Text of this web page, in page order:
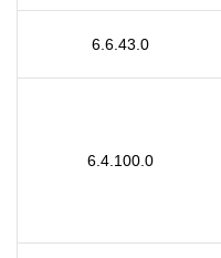
6.6.43.0
6.4.100.0